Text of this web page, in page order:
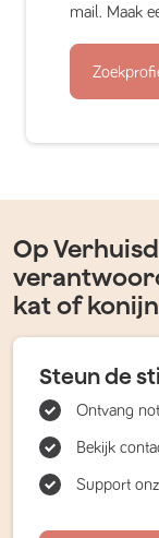
mail. Maak
Op
kat of konijn
Steun de
Ontvang
Bekijk
Support